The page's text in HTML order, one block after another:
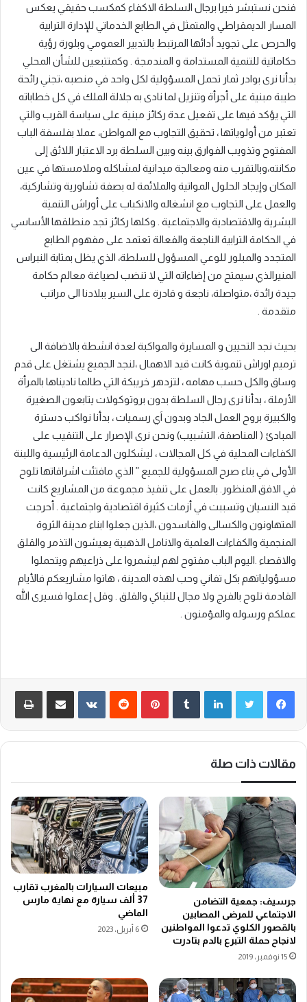
فنحن نستبشر خيرا برجال السلطة الاكفاء كمكسب حقيقي يعكس
المسار الديمقراطي والمتمثل في الطابع الخدماتي للإدارة الترابية
والحرص على تجويد أدائها المرتبط بالتدبير العمومي وبلورة رؤية
حكاماتية للتنمية المستدامة و المندمجة . وكمتتبعين للشأن المحلي
بدأنا نرى بوادر ثمار تحمل المسؤولية لكل واحد في منصبه ،تجني رائحة
طيبة مبنية على أجرأة وتنزيل لما نادى به جلالة الملك في كل خطاباته
التي يؤكد فيها على تفعيل عدة ركائز مبنية على سياسة القرب والتي
تعتبر من أولوياتها ، تحقيق التجاوب مع المواطن، عملا بفلسفة الباب
المفتوح وتذويب الفوارق بينه وبين السلطة برد الاعتبار اللائق إلى
مكانته،وبالتقرب منه ومعالجة ميدانية لمشاكله وملامستها في عين
المكان وإيجاد الحلول المواتية والملائمة له بصفة تشاورية وتشاركية،
والعمل على التجاوب مع انشغاله والانكباب على أوراش التنمية
البشرية والاقتصادية والاجتماعية . وكلها ركائز تجد منطلقها الأساسي
في الحكامة الترابية الناجعة والفعالة تعتمد على مفهوم الطابع
المتجدد والمبلور للوعي المسؤول للسلطة، الذي يظل بمثابة النبراس
المنيرالذي سيمتح من إضاءاته التي لا تنضب لصياغة معالم حكامة
جيدة رائدة ،متواصلة، ناجعة و قادرة على السير ببلادنا الى مراتب
متقدمة .
بحيث نجد التحيين و المسايرة والمواكبة لعدة انشطة بالاضافة الى
ترميم اوراش تنموية كانت قيد الاهمال ،لنجد الجميع يشتغل على قدم
وساق والكل حسب مهامه ، لتزدهر خريبكة التي طالما ناديناها بالمرأة
الأرملة ، بدأنا نرى رجال السلطة بدون بروتوكولات يتابعون الصغيرة
والكبيرة بروح العمل الجاد وبدون اَي رسميات ، بدأنا نواكب دسترة
المبادئ ( المناصفة، التشبيب) ونحن نرى الإصرار على التنقيب على
الكفاءات المحلية في كل المجالات ، ليشكلون الدعامة الرئيسية واللبنة
الأولى في بناء صرح المسؤولية للجميع ” الذي مافتئت اشراقاتها تلوح
في الافق المنظور. بالعمل على تنفيذ مجموعة من المشاريع كانت
قيد النسيان وتسببت في أزمات كثيرة اقتصادية واجتماعية . أحرجت
المتهاونون والكسالى والفاسدون ،الذين جعلوا ابناء مدينة الثروة
المنجمية والكفاءات العلمية والانامل الذهبية يعيشون التذمر والقلق
والاقصاء .اليوم الباب مفتوح لهم ليشمروا على ذراعيهم ويتحملوا
مسؤولياتهم بكل تفاني وحب لهذه المدينة ، هاتوا مشاريعكم فالأيام
القادمة تلوح بالفرج ولا مجال للتباكي والقلق . وقل إعملوا فسيرى الله
عملكم ورسوله والمؤمنون .
لينكدإن بينتيريست ‏VKontakte
مقالات ذات صلة
جرسيف: جمعية التضامن
الاجتماعي للمرضى المصابين
بالقصور الكلوي تدعوا المواطنين
لانجاح حملة التبرع بالدم بتادرت
15 نوفمبر، 2019
مبيعات السيارات بالمغرب تقارب
37 ألف سيارة مع نهاية مارس
الماضي
6 أبريل، 2023